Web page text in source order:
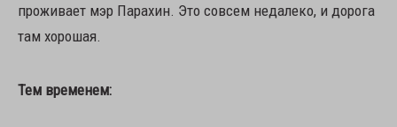
проживает мэр Парахин. Это совсем недалеко, и дорога
там хорошая.
Тем временем: